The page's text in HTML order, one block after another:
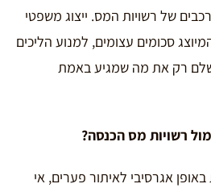
של רשויות המס. ייצוג משפטי
סכומים עצומים, למנוע הליכים
רק את מה שמגיע באמת
רשויות מס הכנסה?
אגרסיבי לאיתור פערים, אי